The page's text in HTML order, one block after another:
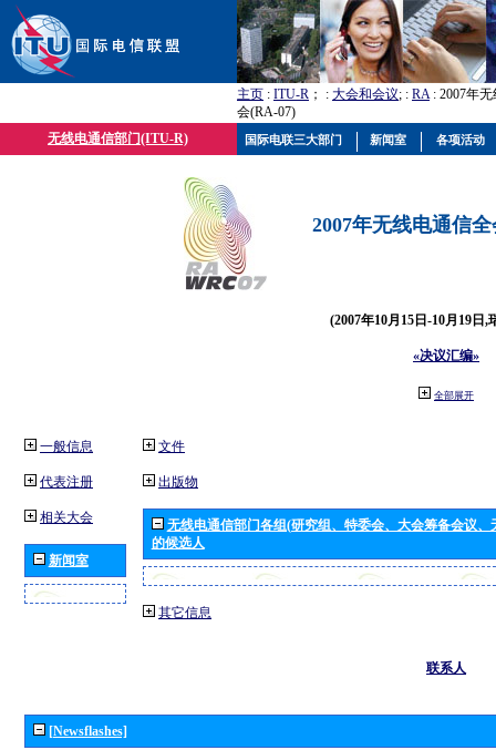
主页 : ITU-R ； : 大会和会议; : RA: 2007年
会(RA-07)
无线电通信部门(ITU-R)
2007年无线电通信
(2007年10月15日-10月19日,
«决议汇编»
全部展开
一般信息
代表注册
相关大会
新闻室
文件
出版物
无线电通信部门各组(研究组、特委会、大会筹备会议
的候选人
其它信息
联系人
[Newsflashes]
国际电联三大部门 新闻室 各项活动